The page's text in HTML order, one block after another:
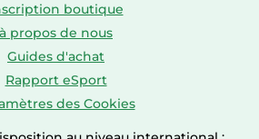
boutique
à propos de nous
Guides d'achat
Rapport eSport
des Cookies